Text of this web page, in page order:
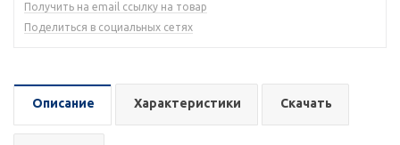
Получить на email ссылку на товар
Поделиться в социальных сетях
Описание Характеристики Скачать